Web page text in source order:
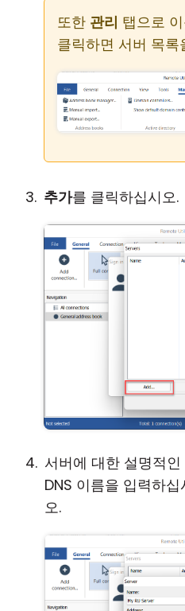
또한 관리 탭으로
클릭하면 서버 목
추가를 클릭하십시오.
서버에 대한 설명적
DNS 이름을 입력하십
오.